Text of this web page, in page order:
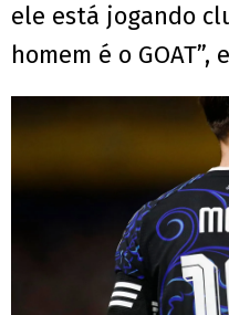
ele está jogando
homem é o GOAT”,